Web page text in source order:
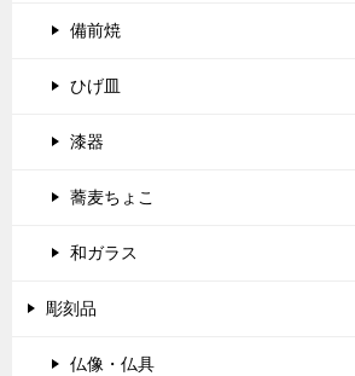
備前焼
ひげ皿
漆器
蕎麦ちょこ
和ガラス
彫刻品
仏像・仏具